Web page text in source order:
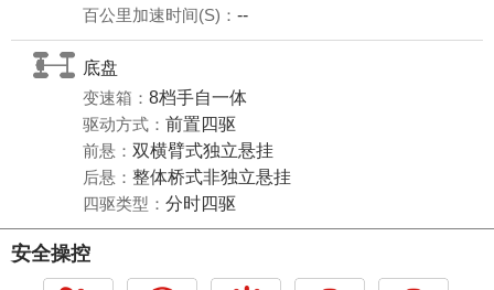
百公里加速时间(S)： --
底盘
变速箱： 8档手自一体
驱动方式： 前置四驱
前悬： 双横臂式独立悬挂
后悬： 整体桥式非独立悬挂
四驱类型： 分时四驱
安全操控